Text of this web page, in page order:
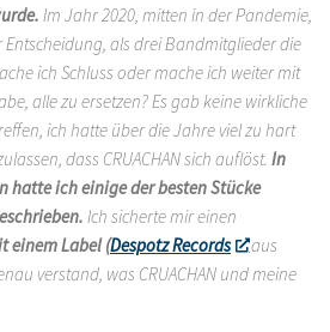
Im Jahr 2020, mitten in der Pandemie,
Entscheidung, als drei Bandmitglieder die
ich Schluss oder mache ich weiter mit
alle zu ersetzen? Es gab keine wirkliche
ich hatte über die Jahre viel zu hart
dass CRUACHAN sich auflöst. In
hatte ich einige der besten Stücke
Ich sicherte mir einen
einem Label (Despotz Records
aus
verstand, was CRUACHAN und meine